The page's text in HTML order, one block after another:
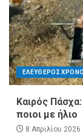
ΕΛΕΥΘΕΡΟΣ
Καιρός
ποιοι με ήλιο
8 Απριλίου 2026